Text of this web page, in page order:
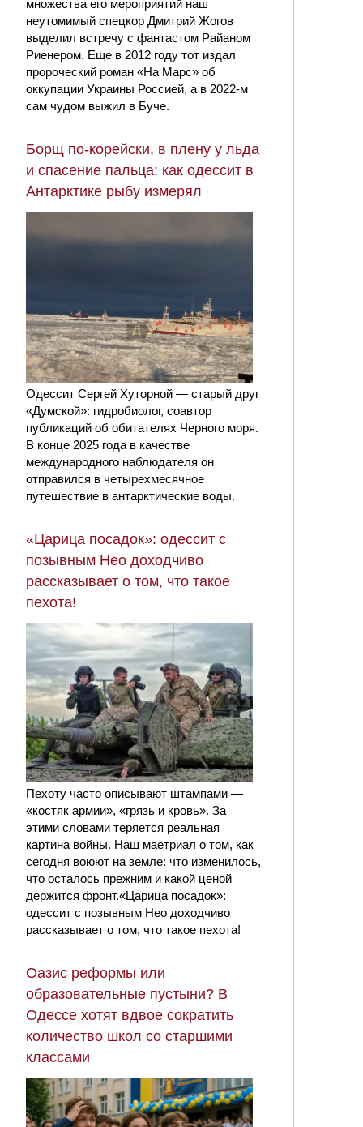
множества его мероприятий наш
неутомимый спецкор Дмитрий Жогов
выделил встречу с фантастом Райаном
Риенером. Еще в 2012 году тот издал
пророческий роман «На Марс» об
оккупации Украины Россией, а в 2022-м
сам чудом выжил в Буче.
Борщ по-корейски, в плену у льда
и спасение пальца: как одессит в
Антарктике рыбу измерял
Одессит Сергей Хуторной — старый друг
«Думской»: гидробиолог, соавтор
публикаций об обитателях Черного моря.
В конце 2025 года в качестве
международного наблюдателя он
отправился в четырехмесячное
путешествие в антарктические воды.
«Царица посадок»: одессит с
позывным Нео доходчиво
рассказывает о том, что такое
пехота!
Пехоту часто описывают штампами —
«костяк армии», «грязь и кровь». За
этими словами теряется реальная
картина войны. Наш маетриал о том, как
сегодня воюют на земле: что изменилось,
что осталось прежним и какой ценой
держится фронт.«Царица посадок»:
одессит с позывным Нео доходчиво
рассказывает о том, что такое пехота!
Оазис реформы или
образовательные пустыни? В
Одессе хотят вдвое сократить
количество школ со старшими
классами